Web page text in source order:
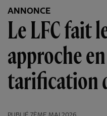
ANNONCE
Le LFC fait
approche
tarification